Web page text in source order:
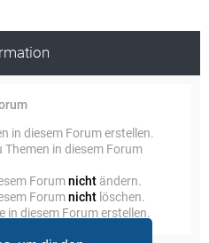
in diesem Forum erstellen.
in diesem Forum
Forumnicht ändern.
Forumnicht löschen.
in diesem Forum erstellen.